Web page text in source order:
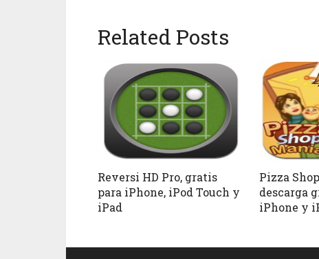
Related Posts
Reversi HD Pro, gratis
para iPhone, iPod Touch y
iPad
Pizza
descarga
iPhone y